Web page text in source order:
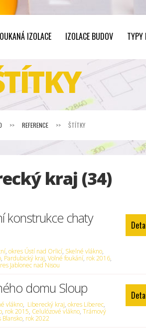
IZOLACE IZOLACE BUDOV TYPY
>> REFERENCE >> ŠTÍTKY
kraj (34)
konstrukce chaty
, okres Ústí nad Orlicí, Skelné vlákno,
, Pardubický kraj, Volné foukání, rok 2016,
Jablonec nad Nisou
domu Sloup
vlákno, Liberecký kraj, okres Liberec,
, rok 2015, Celulózové vlákno, Trámový
Blansko, rok 2022